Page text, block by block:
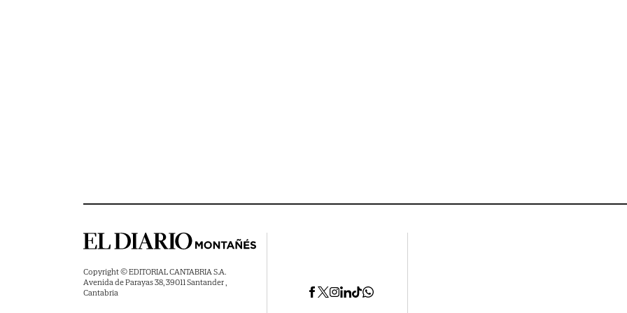
Copyright © EDITORIAL CANTABRIA S.A.
Avenida de Parayas 38, 39011 Santander ,
Cantabria